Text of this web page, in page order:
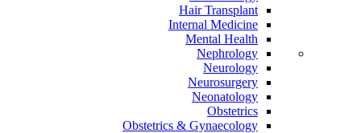
Hair Transplant
Internal Medicine
Mental Health
Nephrology
Neurology
Neurosurgery
Neonatology
Obstetrics
Obstetrics & Gynaecology